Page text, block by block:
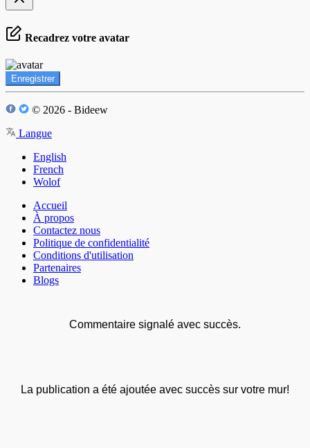
Recadrez votre avatar
Enregistrer
© 2026 - Bideew
Langue
English
French
Wolof
Accueil
À propos
Contactez nous
Politique de confidentialité
Conditions d'utilisation
Partenaires
Blogs
Commentaire signalé avec succès.
La publication a été ajoutée avec succès sur votre mur!